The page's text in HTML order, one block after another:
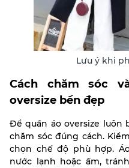
Lưu ý khi
Cách chăm sóc
oversize bền đẹp
Để quần áo oversize luôn
chăm sóc đúng cách.
chọn chế độ phù hợp.
nước lạnh hoặc ấm,